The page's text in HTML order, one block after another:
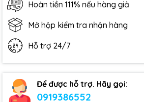
Hoàn tiền 111% nếu hàng giả
Mở hộp kiểm tra nhận hàng
Hỗ trợ 24/7
Để được hỗ trợ. Hãy gọi:
0919386552